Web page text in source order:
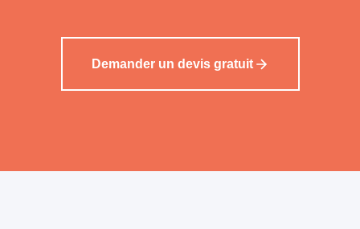
Demander un devis gratuit